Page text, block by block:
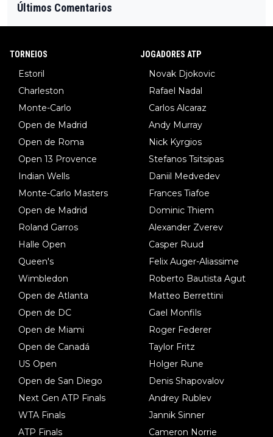
Últimos Comentarios
TORNEIOS
Estoril
Charleston
Monte-Carlo
Open de Madrid
Open de Roma
Open 13 Provence
Indian Wells
Monte-Carlo Masters
Open de Madrid
Roland Garros
Halle Open
Queen's
Wimbledon
Open de Atlanta
Open de DC
Open de Miami
Open de Canadá
US Open
Open de San Diego
Next Gen ATP Finals
WTA Finals
ATP Finals
JOGADORES ATP
Novak Djokovic
Rafael Nadal
Carlos Alcaraz
Andy Murray
Nick Kyrgios
Stefanos Tsitsipas
Daniil Medvedev
Frances Tiafoe
Dominic Thiem
Alexander Zverev
Casper Ruud
Felix Auger-Aliassime
Roberto Bautista Agut
Matteo Berrettini
Gael Monfils
Roger Federer
Taylor Fritz
Holger Rune
Denis Shapovalov
Andrey Rublev
Jannik Sinner
Cameron Norrie